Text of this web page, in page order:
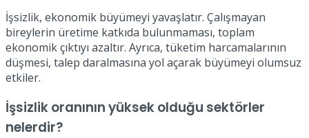
İşsizlik, ekonomik büyümeyi yavaşlatır. Çalışmayan
bireylerin üretime katkıda bulunmaması, toplam
ekonomik çıktıyı azaltır. Ayrıca, tüketim harcamalarının
düşmesi, talep daralmasına yol açarak büyümeyi olumsuz
etkiler.
İşsizlik oranının yüksek olduğu sektörler
nelerdir?